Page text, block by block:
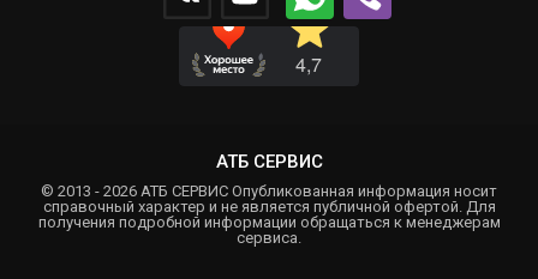
АТБ СЕРВИС
© 2013 - 2026 АТБ СЕРВИС Опубликованная информация носит
справочный характер и не является публичной офертой. Для
получения подробной информации обращаться к менеджерам
сервиса.